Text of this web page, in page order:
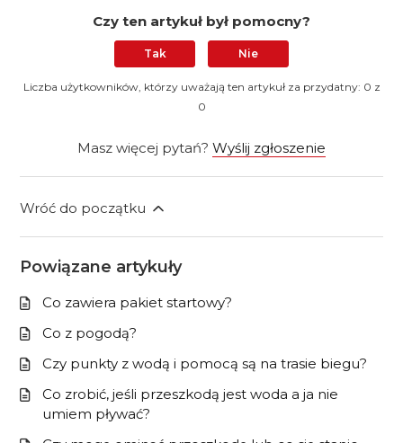
Czy ten artykuł był pomocny?
Tak Nie
Liczba użytkowników, którzy uważają ten artykuł za przydatny: 0 z
0
Masz więcej pytań? Wyślij zgłoszenie
Wróć do początku
Powiązane artykuły
Co zawiera pakiet startowy?
Co z pogodą?
Czy punkty z wodą i pomocą są na trasie biegu?
Co zrobić, jeśli przeszkodą jest woda a ja nie
umiem pływać?